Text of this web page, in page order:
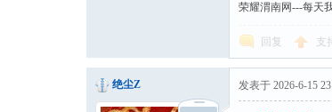
荣耀渭南网---每天
回复 支
绝尘Z 发表于 2026-6-15